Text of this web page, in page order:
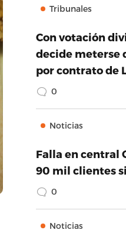
Tribunales
Con votación
decide meterse
por contrato de
0
Noticias
Falla en central
90 mil clientes
0
Noticias